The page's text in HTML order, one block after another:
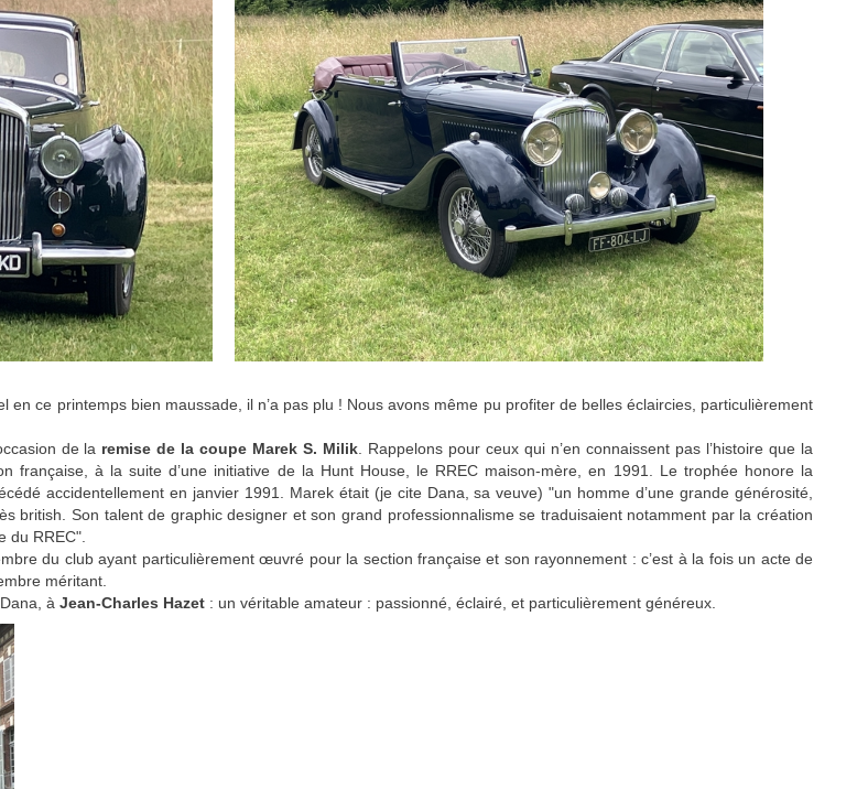
en ce printemps bien maussade, il n’a pas plu ! Nous avons même pu profiter de belles éclaircies, particulièrement
de la remise de la coupe Marek S. Milik . Rappelons pour ceux qui n’en connaissent pas l’histoire que la
française, à la suite d’une initiative de la Hunt House, le RREC maison-mère, en 1991. Le trophée honore la
accidentellement en janvier 1991. Marek était (je cite Dana, sa veuve) "un homme d’une grande générosité,
british. Son talent de graphic designer et son grand professionnalisme se traduisaient notamment par la création
du RREC".
du club ayant particulièrement œuvré pour la section française et son rayonnement : c’est à la fois un acte de
méritant.
à Jean-Charles Hazet: un véritable amateur : passionné, éclairé, et particulièrement généreux.